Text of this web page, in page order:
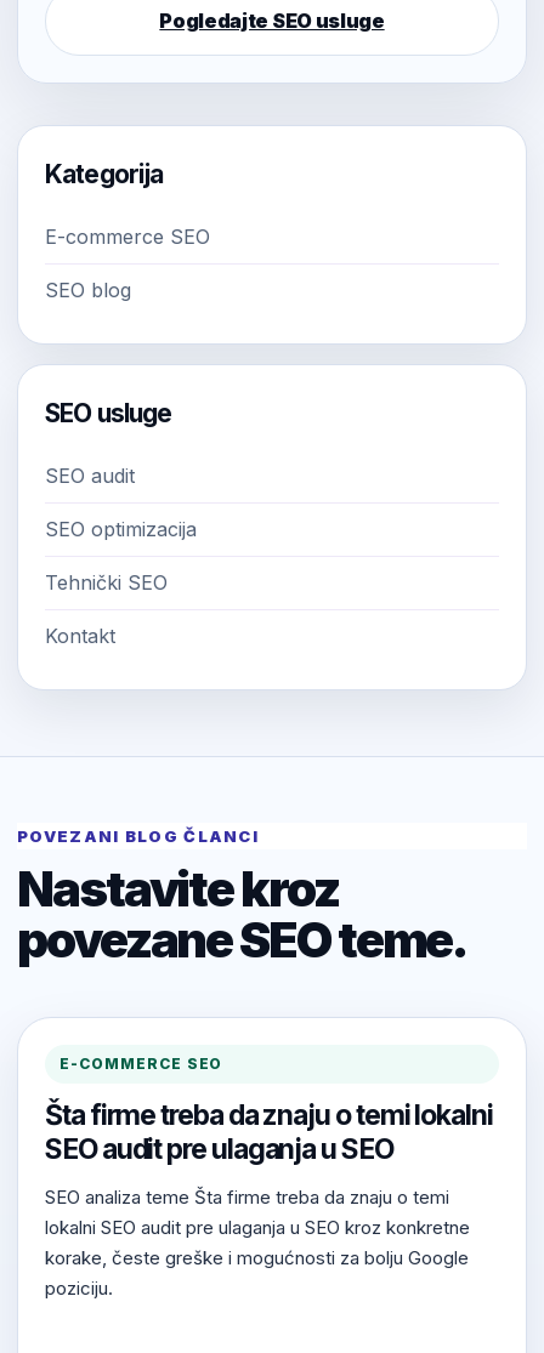
Pogledajte SEO usluge
Kategorija
E-commerce SEO
SEO blog
SEO usluge
SEO audit
SEO optimizacija
Tehnički SEO
Kontakt
POVEZANI BLOG ČLANCI
Nastavite kroz
povezane SEO teme.
E-COMMERCE SEO
Šta firme treba da znaju o temi lokalni
SEO audit pre ulaganja u SEO
SEO analiza teme Šta firme treba da znaju o temi
lokalni SEO audit pre ulaganja u SEO kroz konkretne
korake, česte greške i mogućnosti za bolju Google
poziciju.